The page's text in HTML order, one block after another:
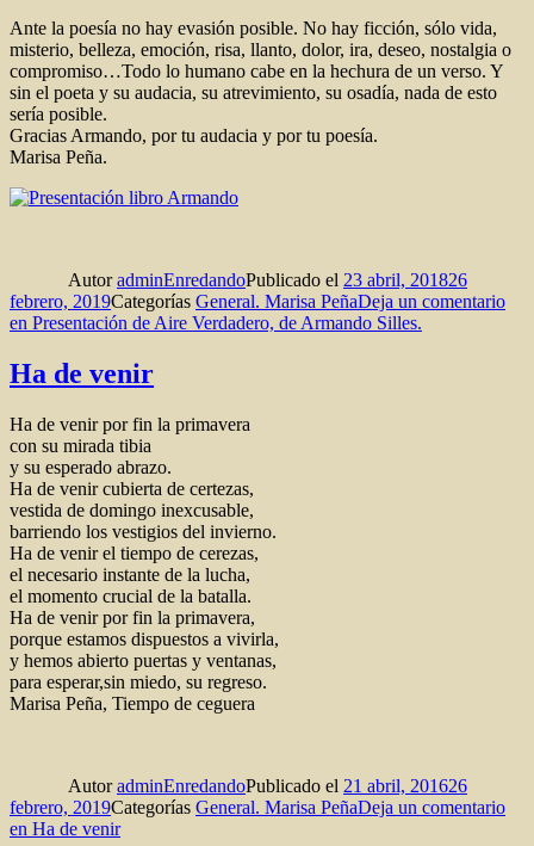
Ante la poesía no hay evasión posible. No hay ficción, sólo vida,
misterio, belleza, emoción, risa, llanto, dolor, ira, deseo, nostalgia o
compromiso…Todo lo humano cabe en la hechura de un verso. Y
sin el poeta y su audacia, su atrevimiento, su osadía, nada de esto
sería posible.
Gracias Armando, por tu audacia y por tu poesía.
Marisa Peña.
AutoradminEnredandoPublicado el 23 abril, 201826
febrero, 2019Categorías General. Marisa PeñaDeja un comentario
en Presentación de Aire Verdadero, de Armando Silles.
Ha de venir
Ha de venir por fin la primavera
con su mirada tibia
y su esperado abrazo.
Ha de venir cubierta de certezas,
vestida de domingo inexcusable,
barriendo los vestigios del invierno.
Ha de venir el tiempo de cerezas,
el necesario instante de la lucha,
el momento crucial de la batalla.
Ha de venir por fin la primavera,
porque estamos dispuestos a vivirla,
y hemos abierto puertas y ventanas,
para esperar,sin miedo, su regreso.
Marisa Peña, Tiempo de ceguera
AutoradminEnredandoPublicado el 21 abril, 201626
febrero, 2019Categorías General. Marisa PeñaDeja un comentario
en Ha de venir